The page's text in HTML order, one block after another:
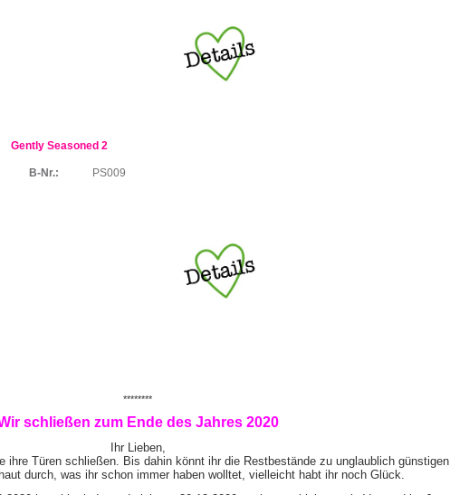
Gently Seasoned 2
B-Nr.: PS009
********
schließen zum Ende des Jahres 2020
Ihr Lieben,
ihre Türen schließen. Bis dahin könnt ihr die Restbestände zu unglaublich günstigen
durch, was ihr schon immer haben wolltet, vielleicht habt ihr noch Glück.